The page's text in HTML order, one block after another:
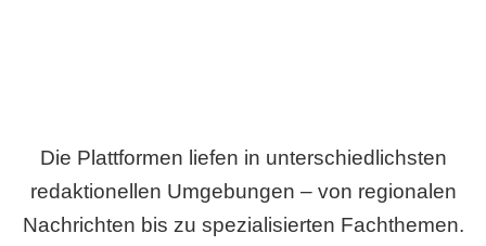
Die Plattformen liefen in unterschiedlichsten
redaktionellen Umgebungen – von regionalen
Nachrichten bis zu spezialisierten Fachthemen.